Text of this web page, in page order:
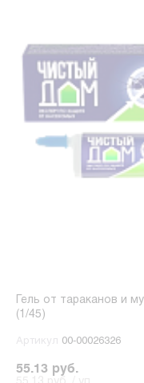
Гель от тараканов и
(1/45)
Артикул 00-00026326
55.13 руб.